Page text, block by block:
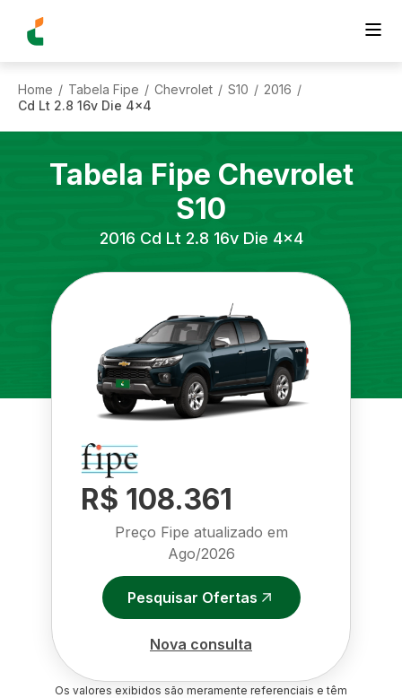
Home / Tabela Fipe / Chevrolet / S10 / 2016 /
Cd Lt 2.8 16v Die 4x4
Tabela Fipe Chevrolet
S10
2016 Cd Lt 2.8 16v Die 4x4
R$ 108.361
Preço Fipe atualizado em
Ago/2026
Pesquisar Ofertas
Nova consulta
Os valores exibidos são meramente referenciais e têm